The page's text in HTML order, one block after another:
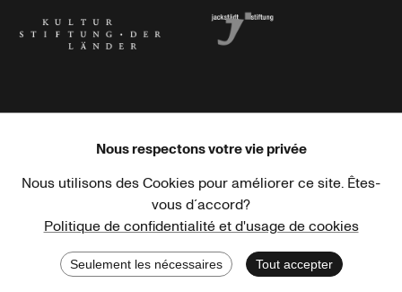
Haus der Kulturen der Welt Goethe-Institut
Nous respectons votre vie privée
Nous utilisons des Cookies pour améliorer ce site. Êtes-
vous d´accord?
Politique de confidentialité et d'usage de cookies
Seulement les nécessaires Tout accepter